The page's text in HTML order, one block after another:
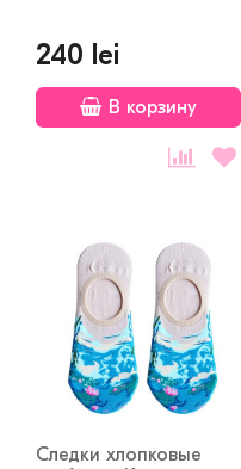
240 lei
В корзину
Следки хлопковые